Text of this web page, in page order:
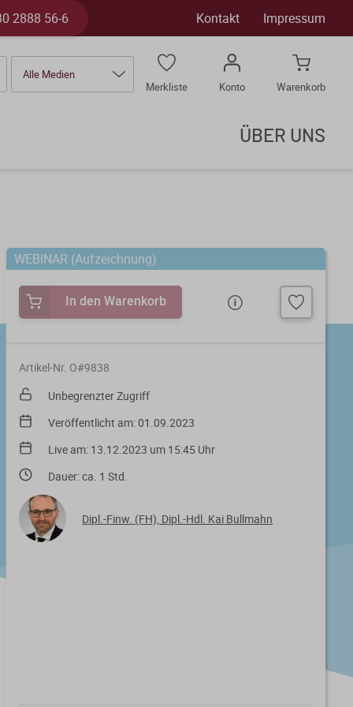
2888 56-6 Kontakt Impressum
Alle Medien
Merkliste
Konto Warenkorb
ÜBER UNS
WEBINAR (Aufzeichnung)
In den Warenkorb
Artikel-Nr. O#9838
Unbegrenzter Zugriff
Veröffentlicht am: 01.09.2023
Live am: 13.12.2023 um 15:45 Uhr
Dauer: ca. 1 Std.
Dipl.-Finw. (FH), Dipl.-Hdl. Kai Bullmahn